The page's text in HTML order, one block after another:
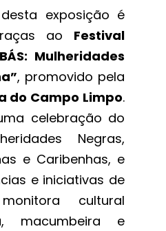
exposição é
ao Festival
Mulheridades
, promovido pela
do Campo Limpo.
celebração do
Negras,
e Caribenhas, e
e iniciativas de
cultural
macumbeira e